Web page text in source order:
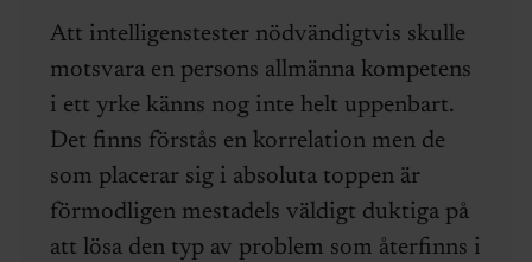
Att intelligenstester nödvändigtvis skulle
motsvara en persons allmänna kompetens
i ett yrke känns nog inte helt uppenbart.
Det finns förstås en korrelation men de
som placerar sig i absoluta toppen är
förmodligen mestadels väldigt duktiga på
att lösa den typ av problem som återfinns i